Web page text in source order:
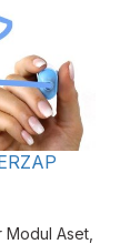
Aset,